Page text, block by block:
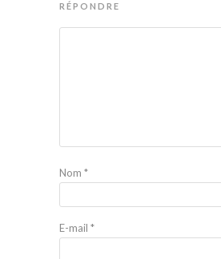
RÉPONDRE
Nom *
E-mail *